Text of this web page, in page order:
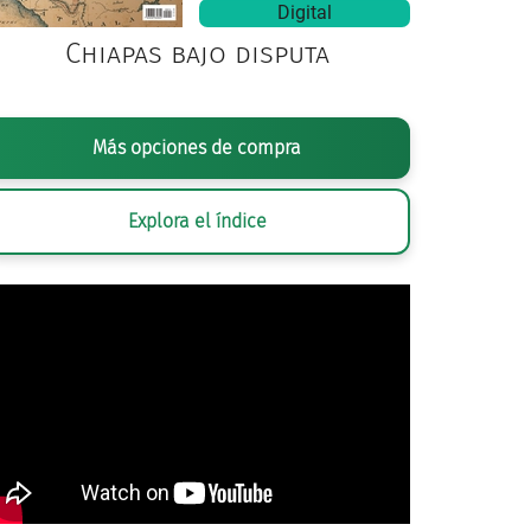
Digital
Chiapas bajo disputa
Más opciones de compra
Explora el índice